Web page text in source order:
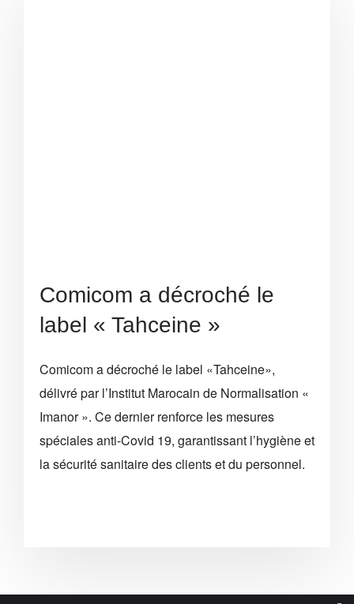
Comicom a décroché le
label « Tahceine »
Comicom a décroché le label «Tahceine»,
délivré par l’Institut Marocain de Normalisation «
Imanor ». Ce dernier renforce les mesures
spéciales anti-Covid 19, garantissant l’hygiène et
la sécurité sanitaire des clients et du personnel.